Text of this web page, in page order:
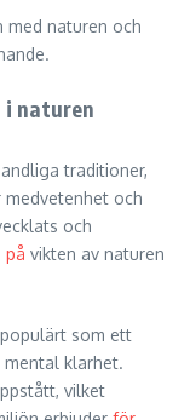
med naturen och
naturen
traditioner,
medvetenhet och
och
på vikten av naturen
som ett
klarhet.
vilket